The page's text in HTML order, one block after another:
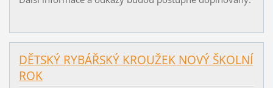
DĚTSKÝ RYBÁŘSKÝ KROUŽEK NOVÝ ŠKOLNÍ
ROK